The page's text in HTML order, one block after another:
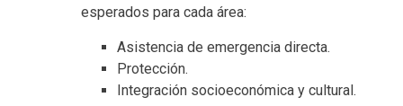
esperados para cada área:
Asistencia de emergencia directa.
Protección.
Integración socioeconómica y cultural.